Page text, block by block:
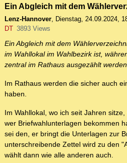
Ein Abgleich mit dem
Lenz-Hannover, Dienstag, 24.09.2024,
DT 3893 Views
Ein Abgleich mit dem
im Wahllokal im Wahlbezirk ist,
zentral im Rathaus ausgezählt
Im Rathaus werden die sicher auch
haben.
Im Wahllokal, wo ich seit Jahren
wer Briefwahlunterlagen bekommen
sei den, er bringt die Unterlagen zur
unterschreibende Zettel wird zu den
wählt dann wie alle anderen auch.